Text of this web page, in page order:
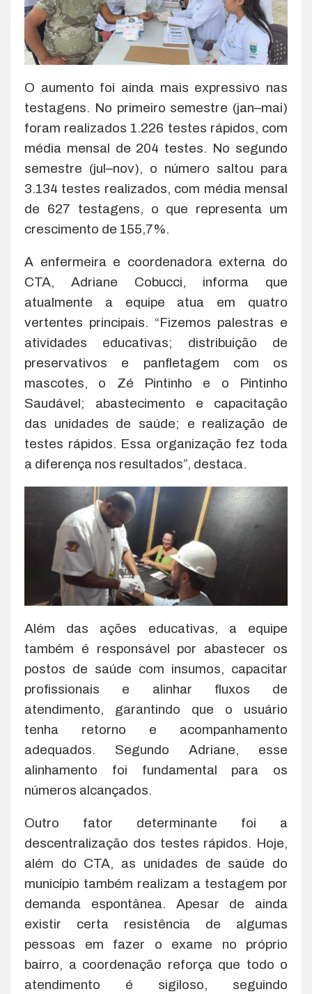
O aumento foi ainda mais expressivo nas
testagens. No primeiro semestre (jan–mai)
foram realizados 1.226 testes rápidos, com
média mensal de 204 testes. No segundo
semestre (jul–nov), o número saltou para
3.134 testes realizados, com média mensal
de 627 testagens, o que representa um
crescimento de 155,7%.
A enfermeira e coordenadora externa do
CTA, Adriane Cobucci, informa que
atualmente a equipe atua em quatro
vertentes principais. “Fizemos palestras e
atividades educativas; distribuição de
preservativos e panfletagem com os
mascotes, o Zé Pintinho e o Pintinho
Saudável; abastecimento e capacitação
das unidades de saúde; e realização de
testes rápidos. Essa organização fez toda
a diferença nos resultados”, destaca.
Além das ações educativas, a equipe
também é responsável por abastecer os
postos de saúde com insumos, capacitar
profissionais e alinhar fluxos de
atendimento, garantindo que o usuário
tenha retorno e acompanhamento
adequados. Segundo Adriane, esse
alinhamento foi fundamental para os
números alcançados.
Outro fator determinante foi a
descentralização dos testes rápidos. Hoje,
além do CTA, as unidades de saúde do
município também realizam a testagem por
demanda espontânea. Apesar de ainda
existir certa resistência de algumas
pessoas em fazer o exame no próprio
bairro, a coordenação reforça que todo o
atendimento é sigiloso, seguindo